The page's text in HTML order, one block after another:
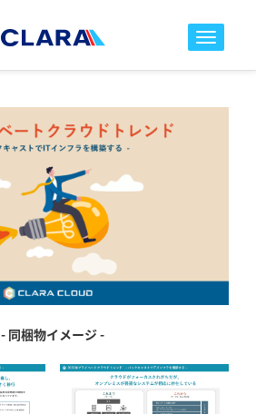
toggle
- 同梱物イメージ -